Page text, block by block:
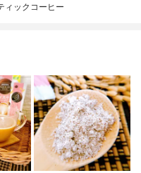
ィックコーヒー